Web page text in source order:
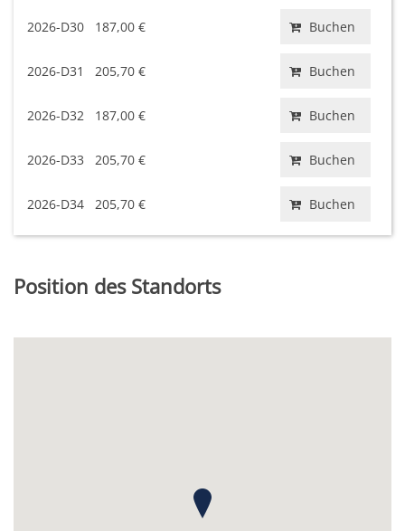
2026-D30 187,00 € Buchen
2026-D31 205,70 € Buchen
2026-D32 187,00 € Buchen
2026-D33 205,70 € Buchen
2026-D34 205,70 € Buchen
Position des Standorts